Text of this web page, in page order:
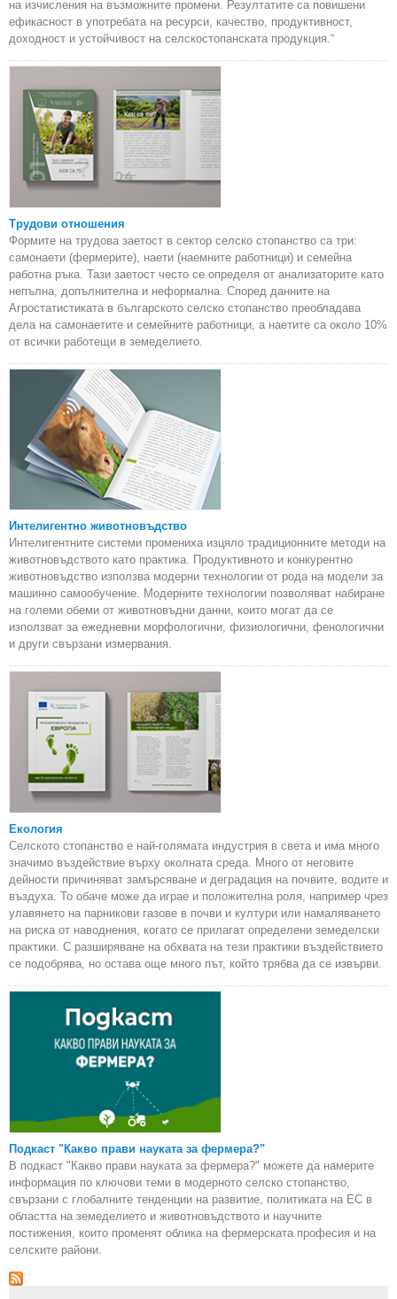
на изчисления на възможните промени. Резултатите са повишени
ефикасност в употребата на ресурси, качество, продуктивност,
доходност и устойчивост на селскостопанската продукция.“
Трудови отношения
Формите на трудова заетост в сектор селско стопанство са три:
самонаети (фермерите), наети (наемните работници) и семейна
работна ръка. Тази заетост често се определя от анализаторите като
непълна, допълнителна и неформална. Според данните на
Агростатистиката в българското селско стопанство преобладава
дела на самонаетите и семейните работници, а наетите са около 10%
от всички работещи в земеделието.
Интелигентно животновъдство
Интелигентните системи промениха изцяло традиционните методи на
животновъдството като практика. Продуктивното и конкурентно
животновъдство използва модерни технологии от рода на модели за
машинно самообучение. Модерните технологии позволяват набиране
на големи обеми от животновъдни данни, които могат да се
използват за ежедневни морфологични, физиологични, фенологични
и други свързани измервания.
Екология
Селското стопанство е най-голямата индустрия в света и има много
значимо въздействие върху околната среда. Много от неговите
дейности причиняват замърсяване и деградация на почвите, водите и
въздуха. То обаче може да играе и положителна роля, например чрез
улавянето на парникови газове в почви и култури или намаляването
на риска от наводнения, когато се прилагат определени земеделски
практики. С разширяване на обхвата на тези практики въздействието
се подобрява, но остава още много път, който трябва да се извърви.
Подкаст "Какво прави науката за фермера?"
В подкаст "Какво прави науката за фермера?" можете да намерите
информация по ключови теми в модерното селско стопанство,
свързани с глобалните тенденции на развитие, политиката на ЕС в
областта на земеделието и животновъдството и научните
постижения, които променят облика на фермерската професия и на
селските райони.